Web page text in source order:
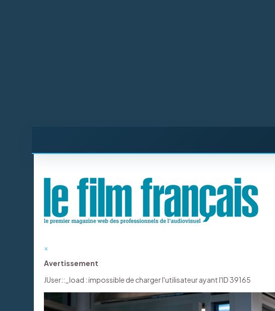
×
Avertissement
JUser::_load : impossible de charger l'utilisateur ayant l'ID 39165